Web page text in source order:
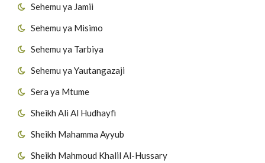
Sehemu ya Jamii
Sehemu ya Misimo
Sehemu ya Tarbiya
Sehemu ya Yautangazaji
Sera ya Mtume
Sheikh Ali Al Hudhayfi
Sheikh Mahamma Ayyub
Sheikh Mahmoud Khalil Al-Hussary